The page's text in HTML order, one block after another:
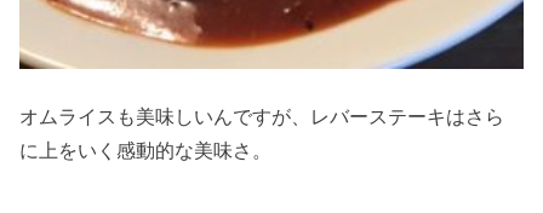
オムライスも美味しいんですが、レバーステーキはさら
に上をいく感動的な美味さ。